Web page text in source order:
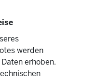
werden
erhoben.